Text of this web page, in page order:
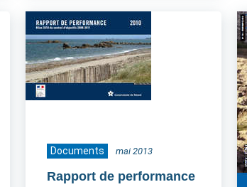
Documents mai 2013
Rapport de performance